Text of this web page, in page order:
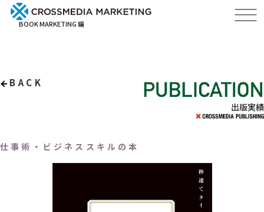
BOOK MARKETING 編
BACK
出版実績
仕事術・ビジネススキルの本